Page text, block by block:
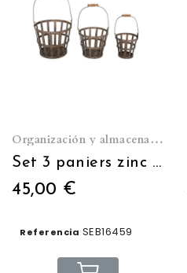
Organización y almacenamiento
Set 3 paniers zinc poignée bois
45,00 €
Referencia SEB16459